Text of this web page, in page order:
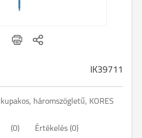
IK39711
háromszögletű, KORES
(0) Értékelés (0)